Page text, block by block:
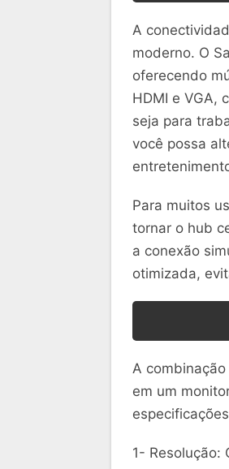
A
moderno. O
oferecendo
HDMI e VGA,
seja para
você possa
Para muitos
tornar o hub
a conexão
otimizada,
A
em um
1- Resolução: